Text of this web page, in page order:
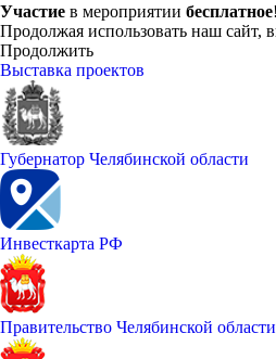
Участие в мероприятии бесплатное
Продолжая использовать наш сайт,
Продолжить
Выставка проектов
Губернатор Челябинской области
Инвесткарта РФ
Правительство Челябинской области